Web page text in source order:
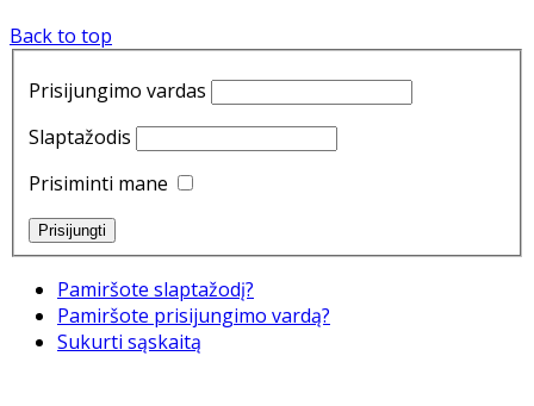
Back to top
Prisijungimo vardas
Slaptažodis
Prisiminti mane
Pamiršote slaptažodį?
Pamiršote prisijungimo vardą?
Sukurti sąskaitą